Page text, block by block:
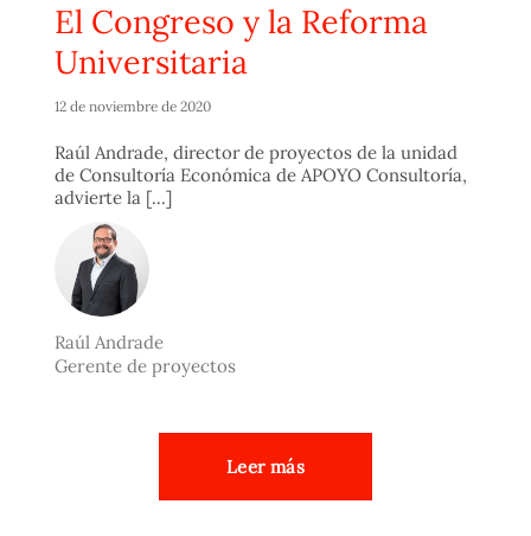
El Congreso y la Reforma
Universitaria
12 de noviembre de 2020
Raúl Andrade, director de proyectos de la unidad
de Consultoría Económica de APOYO Consultoría,
advierte la [...]
Raúl Andrade
Gerente de proyectos
Leer más